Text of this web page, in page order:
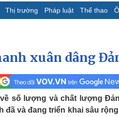
Thị trường Pháp luật Thể thao
Cuộc sống đó đây
Hồ sơ
Ảnh
E-
Thể thao
Ô tô -
xuân dâng
số lượng và chất lượng
và đang triển khai sâu